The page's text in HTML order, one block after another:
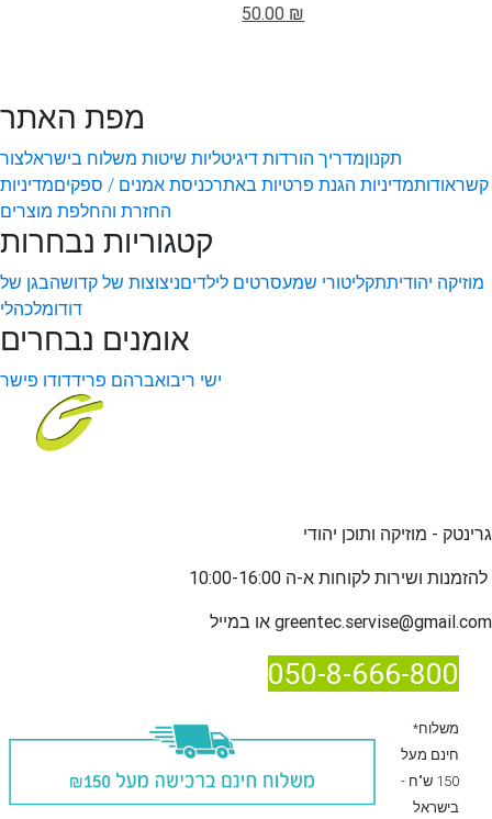
50.00 ₪
מפת האתר
תקנוןמדריך הורדות דיגיטליות שיטות משלוח בישראלצור
קשראודותמדיניות הגנת פרטיות באתרכניסת אמנים / ספקיםמדיניות
החזרת והחלפת מוצרים
קטגוריות נבחרות
מוזיקה יהודיתתקליטורי שמעסרטים לילדיםניצוצות של קדושהבגן של
דודומלכהלי
אומנים נבחרים
ישי ריבואברהם פרידדודו פישר
גרינטק - מוזיקה ותוכן יהודי
להזמנות ו
greentec.servise@gmail.com
050-8-666-800
*משלוח
חינם מעל
150 ש"ח -
בישראל